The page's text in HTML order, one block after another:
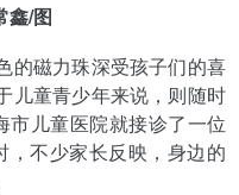
鑫/图
的磁力珠深受孩子们的喜
儿童青少年来说，则随时
市儿童医院就接诊了一位
不少家长反映，身边的